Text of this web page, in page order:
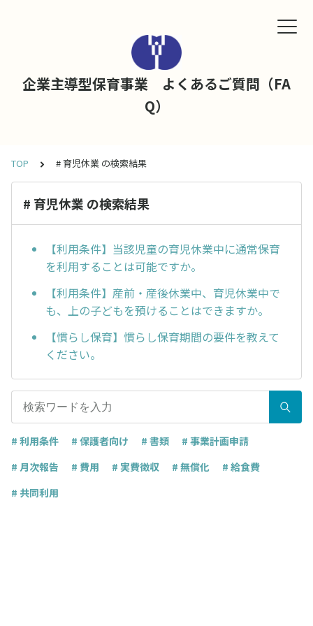
企業主導型保育事業 よくあるご質問（FA
Q）
TOP # 育児休業 の検索結果
# 育児休業 の検索結果
【利用条件】当該児童の育児休業中に通常保育
を利用することは可能ですか。
【利用条件】産前・産後休業中、育児休業中で
も、上の子どもを預けることはできますか。
【慣らし保育】慣らし保育期間の要件を教えて
ください。
# 利用条件 # 保護者向け # 書類
# 事業計画申請
# 月次報告
# 費用 # 実費徴収 # 無償化
# 給食費
# 共同利用